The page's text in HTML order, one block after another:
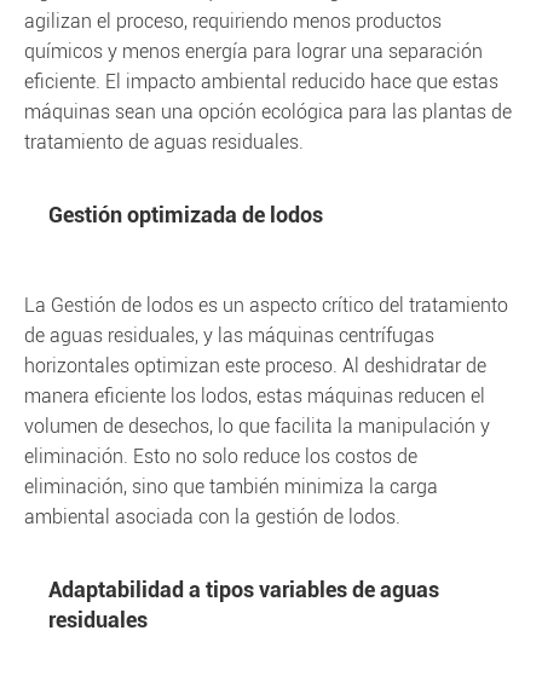
agilizan el proceso, requiriendo menos productos
químicos y menos energía para lograr una separación
eficiente. El impacto ambiental reducido hace que estas
máquinas sean una opción ecológica para las plantas de
tratamiento de aguas residuales.
Gestión optimizada de lodos
La Gestión de lodos es un aspecto crítico del tratamiento
de aguas residuales, y las máquinas centrífugas
horizontales optimizan este proceso. Al deshidratar de
manera eficiente los lodos, estas máquinas reducen el
volumen de desechos, lo que facilita la manipulación y
eliminación. Esto no solo reduce los costos de
eliminación, sino que también minimiza la carga
ambiental asociada con la gestión de lodos.
Adaptabilidad a tipos variables de aguas
residuales